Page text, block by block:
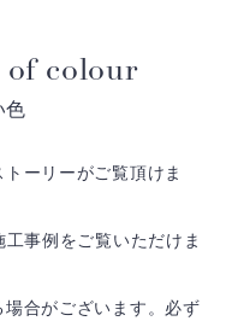
colour
色
ーリーがご覧頂けま
事例をご覧いただけま
合がございます。必ず